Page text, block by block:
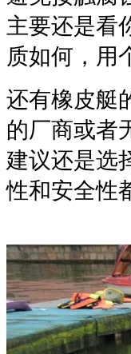
主要还是看
质如何，用
还有橡皮艇
的厂商或者
建议还是选
性和安全性